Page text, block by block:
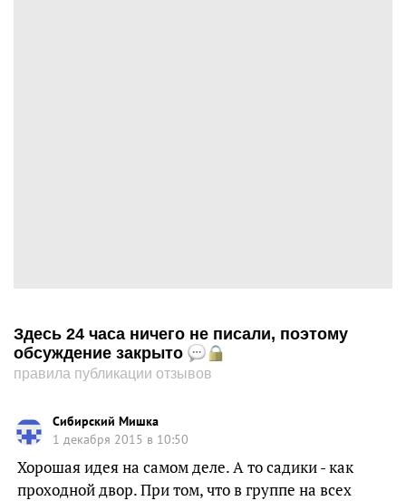
Здесь 24 часа ничего не писали, поэтому
обсуждение закрыто
правила публикации отзывов
Сибирский Мишка
1 декабря 2015 в 10:50
Хорошая идея на самом деле. А то садики - как
проходной двор. При том, что в группе на всех